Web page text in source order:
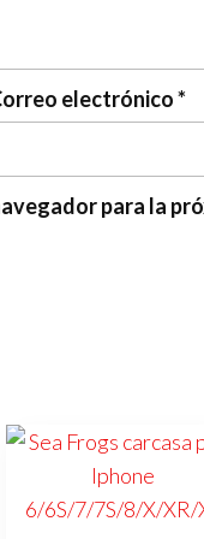
electrónico*
para la